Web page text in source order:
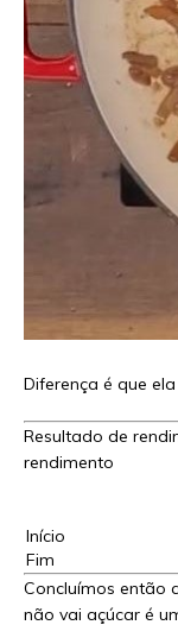
Diferença é que
Resultado de
rendimento
Início
Fim
Concluímos então
não vai açúcar é